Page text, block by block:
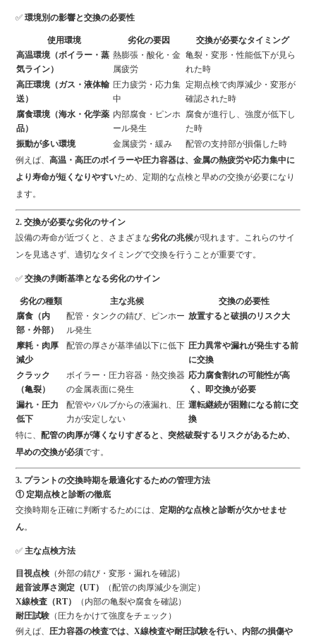
✅環境別の影響と交換の必要性
使用環境 劣化の要因
交換が必要なタイミング
高温環境（ボイラー・蒸
気ライン）
熱膨張・酸化・金
属疲労
亀裂・変形・性能低下が見ら
れた時
高圧環境（ガス・液体輸
送）
圧力疲労・応力集
中
定期点検で肉厚減少・変形が
確認された時
腐食環境（海水・化学薬
品）
内部腐食・ピンホ
ール発生
腐食が進行し、強度が低下し
た時
振動が多い環境
金属疲労・緩み
配管の支持部が損傷した時
例えば、高温・高圧のボイラーや圧力容器は、金属の熱疲労や応力集中に
より寿命が短くなりやすいため、定期的な点検と早めの交換が必要になり
ます。
2. 交換が必要な劣化のサイン
設備の寿命が近づくと、さまざまな劣化の兆候が現れます。これらのサイ
ンを見逃さず、適切なタイミングで交換を行うことが重要です。
✅交換の判断基準となる劣化のサイン
劣化の種類 主な兆候
交換の必要性
腐食（内
部・外部）
配管・タンクの錆び、ピンホー
ル発生
放置すると破損のリスク大
摩耗・肉厚
減少
配管の厚さが基準値以下に低下 圧力異常や漏れが発生する前
に交換
クラック
（亀裂）
ボイラー・圧力容器・熱交換器
の金属表面に発生
応力腐食割れの可能性が高
く、即交換が必要
漏れ・圧力
低下
配管やバルブからの液漏れ、圧
力が安定しない
運転継続が困難になる前に交
換
特に、 配管の肉厚が薄くなりすぎると、突然破裂するリスクがあるため、
早めの交換が必須です。
3. プラントの交換時期を最適化するための管理方法
① 定期点検と診断の徹底
交換時期を正確に判断するためには、 定期的な点検と診断が欠かせませ
ん。
✅主な点検方法
目視点検 （外部の錆び・変形・漏れを確認）
超音波厚さ測定（UT）
（配管の肉厚減少を測定）
X線検査（RT）
（内部の亀裂や腐食を確認）
耐圧試験 （圧力をかけて強度をチェック）
例えば、圧力容器の検査では、X線検査や耐圧試験を行い、内部の損傷や